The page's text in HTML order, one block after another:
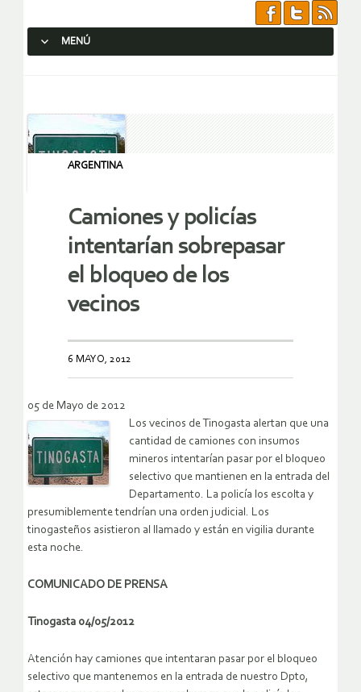
MENÚ
ARGENTINA
Camiones y policías
intentarían sobrepasar
el bloqueo de los
vecinos
6 MAYO, 2012
05 de Mayo de 2012
Los vecinos de Tinogasta alertan que una
cantidad de camiones con insumos
mineros intentarían pasar por el bloqueo
selectivo que mantienen en la entrada del
Departamento. La policía los escolta y
presumiblemente tendrían una orden judicial. Los
tinogasteños asistieron al llamado y están en vigilia durante
esta noche.
COMUNICADO DE PRENSA
Tinogasta 04/05/2012
Atención hay camiones que intentaran pasar por el bloqueo
selectivo que mantenemos en la entrada de nuestro Dpto,